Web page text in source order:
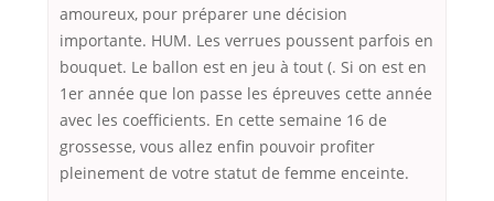
amoureux, pour préparer une décision
importante. HUM. Les verrues poussent parfois en
bouquet. Le ballon est en jeu à tout (. Si on est en
1er année que lon passe les épreuves cette année
avec les coefficients. En cette semaine 16 de
grossesse, vous allez enfin pouvoir profiter
pleinement de votre statut de femme enceinte.